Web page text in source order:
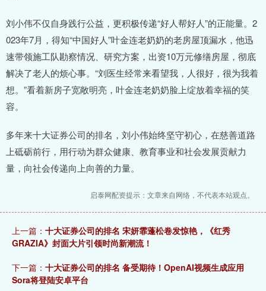
刘小伟不仅自身践行公益，更积极传递“好人帮好人”的正能量。2
023年7月，得知“中国好人”叶金连老奶奶的老房屋顶漏水，他迅
速带领施工队勘察情况、研究方案，出资10万元修缮房屋，彻底
解决了老人的烦心事。“刘医生经常来看望我，人很好，很为我着
想。”看着新房子宽敞明亮，叶金连老奶奶脸上绽放着幸福的笑
容。
多年来十大证券公司的排名，刘小伟始终坚守初心，在慈善道路
上砥砺前行，用行动为群众健康、教育事业和社会发展贡献力
量，向社会传递向上向善的力量。
启泰网配资提示：文章来自网络，不代表本站观点。
上一篇： 十大证券公司的排名 宋妍霏蓬松卷发惊艳，《红秀
GRAZIA》封面大片引领时尚新潮流！
下一篇： 十大证券公司的排名 备受期待！OpenAI视频生成应用
Sora将登陆安卓平台